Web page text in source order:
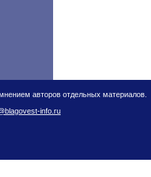
авторов отдельных материалов.
info.ru